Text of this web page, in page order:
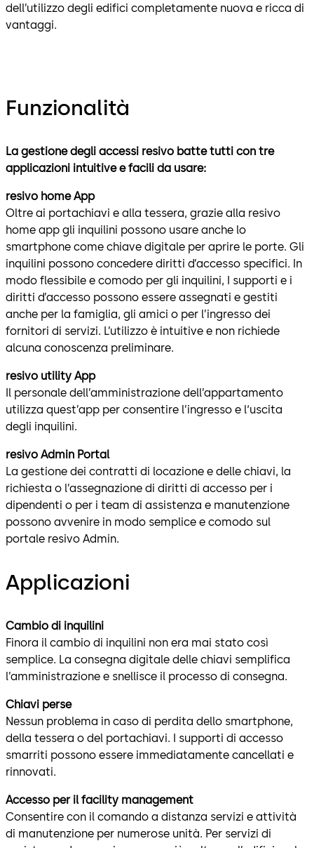
dell’utilizzo degli edifici completamente nuova e ricca di
vantaggi.
Funzionalità
La gestione degli accessi resivo batte tutti con tre
applicazioni intuitive e facili da usare:
resivo home App
Oltre ai portachiavi e alla tessera, grazie alla resivo
home app gli inquilini possono usare anche lo
smartphone come chiave digitale per aprire le porte. Gli
inquilini possono concedere diritti d’accesso specifici. In
modo flessibile e comodo per gli inquilini, I supporti e i
diritti d’accesso possono essere assegnati e gestiti
anche per la famiglia, gli amici o per l’ingresso dei
fornitori di servizi. L’utilizzo è intuitive e non richiede
alcuna conoscenza preliminare.
resivo utility App
Il personale dell’amministrazione dell’appartamento
utilizza quest’app per consentire l’ingresso e l‘uscita
degli inquilini.
resivo Admin Portal
La gestione dei contratti di locazione e delle chiavi, la
richiesta o l’assegnazione di diritti di accesso per i
dipendenti o per i team di assistenza e manutenzione
possono avvenire in modo semplice e comodo sul
portale resivo Admin.
Applicazioni
Cambio di inquilini
Finora il cambio di inquilini non era mai stato così
semplice. La consegna digitale delle chiavi semplifica
l’amministrazione e snellisce il processo di consegna.
Chiavi perse
Nessun problema in caso di perdita dello smartphone,
della tessera o del portachiavi. I supporti di accesso
smarriti possono essere immediatamente cancellati e
rinnovati.
Accesso per il facility management
Consentire con il comando a distanza servizi e attività
di manutenzione per numerose unità. Per servizi di